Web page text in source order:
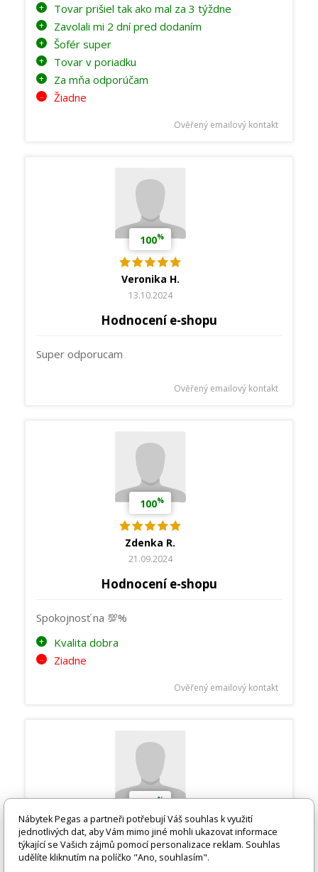
Tovar prišiel tak ako mal za 3 týždne
Zavolali mi 2 dní pred dodaním
Šofér super
Tovar v poriadku
Za mňa odporúčam
Žiadne
Ověřený emailový kontakt
100%
Veronika H.
13.10.2024
Hodnocení e-shopu
Super odporucam
Ověřený emailový kontakt
100%
Zdenka R.
21.09.2024
Hodnocení e-shopu
Spokojnosť na 💯%
Kvalita dobra
Ziadne
Ověřený emailový kontakt
100%
Zuzana P.
20.09.2024
Nábytek Pegas a partneři potřebují Váš souhlas k využití
jednotlivých dat, aby Vám mimo jiné mohli ukazovat informace
týkající se Vašich zájmů pomocí personalizace reklam. Souhlas
udělíte kliknutím na políčko "Ano, souhlasím".